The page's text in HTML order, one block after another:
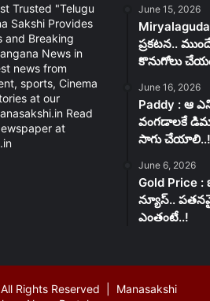
Trusted "Telugu
Sakshi Provides
and Breaking
News in
news from
sports, Cinema
at our
Read
at
June 15, 2026
ప్రకటన..
కొనుగోలు
June 16, 2026
Paddy : ఆ
వంగడాలకే
సాగు చేయాలి..!
June 6, 2026
Gold Price :
న్యూస్..
ఎంతంటే..!
Rights Reserved | Manasakshi